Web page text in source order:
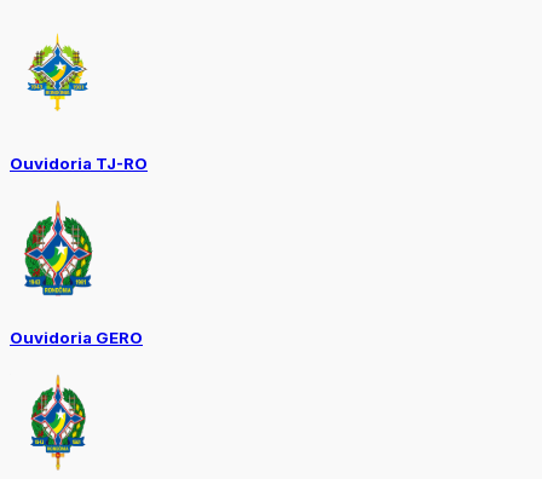
Ouvidoria TJ-RO
Ouvidoria GERO